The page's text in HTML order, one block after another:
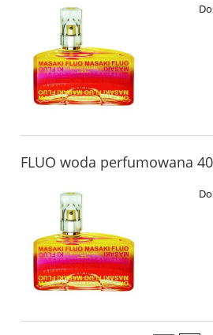
FLUO woda perfumowana